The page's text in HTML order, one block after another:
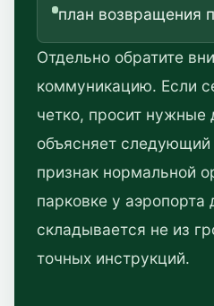
план возвращения
Отдельно обратите
коммуникацию. Если
четко, просит нужные
объясняет следующий
признак нормальной
парковке у аэропорта
складывается не из
точных инструкций.